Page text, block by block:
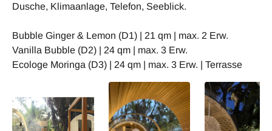
Dusche, Klimaanlage, Telefon, Seeblick.
Bubble Ginger & Lemon (D1) | 21 qm | max. 2 Erw.
Vanilla Bubble (D2) | 24 qm | max. 3 Erw.
Ecologe Moringa (D3) | 24 qm | max. 3 Erw. | Terrasse